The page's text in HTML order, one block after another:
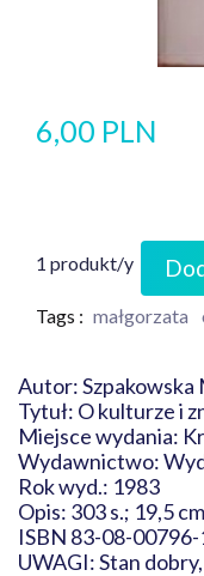
6,00 PLN
1 produkt/y
Tags : małgorzata
Autor: Szpakowska
Tytuł: O kulturze i
Miejsce wydania:
Wydawnictwo:
Rok wyd.: 1983
Opis: 303 s.; 19,5 cm
ISBN 83-08-00796-
UWAGI: Stan